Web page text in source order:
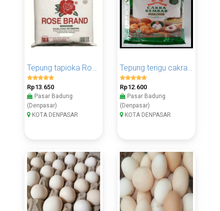
Tepung tapioka Rose Brand 1kg
Rp13.650
Pasar Badung
(Denpasar)
KOTA DENPASAR
Tepung terigu cakra kembar 1kg
Rp12.600
Pasar Badung
(Denpasar)
KOTA DENPASAR